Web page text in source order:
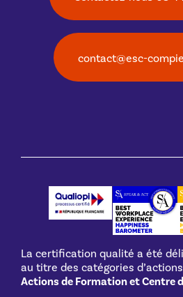
contact@esc-
La certification qualité a été
au titre des catégories
Actions de Formation et Centre